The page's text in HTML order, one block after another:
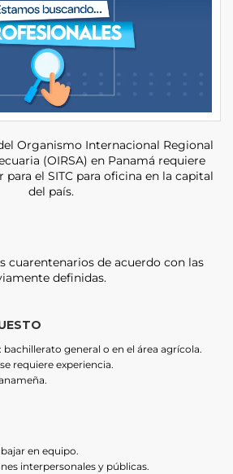
Organismo Internacional Regional
(OIRSA) en Panamá requiere
el SITC para oficina en la capital
del país.
cuarentenarios de acuerdo con las
definidas.
: bachillerato general o en el área agrícola.
requiere experiencia.
en equipo.
interpersonales y públicas.